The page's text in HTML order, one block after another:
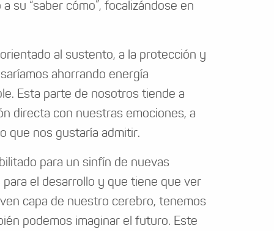
su “saber cómo”, focalizándose en
al sustento, a la protección y
ahorrando energía
Esta parte de nosotros tiende a
directa con nuestras emociones, a
que nos gustaría admitir.
para un sinfín de nuevas
el desarrollo y que tiene que ver
capa de nuestro cerebro, tenemos
podemos imaginar el futuro. Este